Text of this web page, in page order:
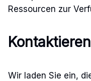
Ressourcen zur
Wir laden Sie ein,